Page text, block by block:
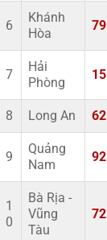
6
Khánh
Hòa
79
7
Hải
Phòng
15
8 Long An 62
9
Quảng
Nam
92
1
0
Bà Rịa -
Vũng
Tàu
72